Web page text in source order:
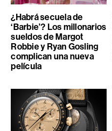
¿Habrá secuela de
‘Barbie’? Los millonarios
sueldos de Margot
Robbie y Ryan Gosling
complican una nueva
película